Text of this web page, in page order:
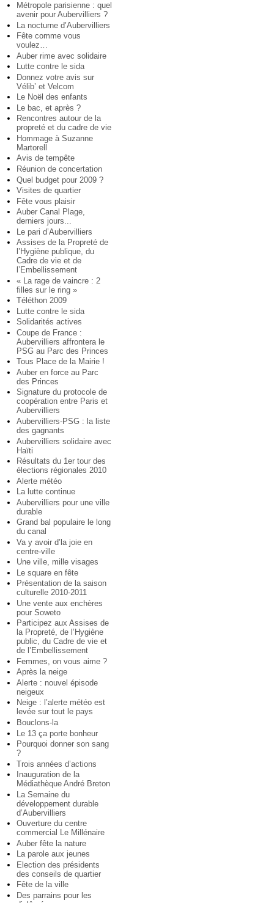
Métropole parisienne : quel
avenir pour Aubervilliers ?
La nocturne d’Aubervilliers
Fête comme vous
voulez…
Auber rime avec solidaire
Lutte contre le sida
Donnez votre avis sur
Vélib’ et Velcom
Le Noël des enfants
Le bac, et après ?
Rencontres autour de la
propreté et du cadre de vie
Hommage à Suzanne
Martorell
Avis de tempête
Réunion de concertation
Quel budget pour 2009 ?
Visites de quartier
Fête vous plaisir
Auber Canal Plage,
derniers jours...
Le pari d’Aubervilliers
Assises de la Propreté de
l’Hygiène publique, du
Cadre de vie et de
l’Embellissement
« La rage de vaincre : 2
filles sur le ring »
Téléthon 2009
Lutte contre le sida
Solidarités actives
Coupe de France :
Aubervilliers affrontera le
PSG au Parc des Princes
Tous Place de la Mairie !
Auber en force au Parc
des Princes
Signature du protocole de
coopération entre Paris et
Aubervilliers
Aubervilliers-PSG : la liste
des gagnants
Aubervilliers solidaire avec
Haïti
Résultats du 1er tour des
élections régionales 2010
Alerte météo
La lutte continue
Aubervilliers pour une ville
durable
Grand bal populaire le long
du canal
Va y avoir d’la joie en
centre-ville
Une ville, mille visages
Le square en fête
Présentation de la saison
culturelle 2010-2011
Une vente aux enchères
pour Soweto
Participez aux Assises de
la Propreté, de l’Hygiène
public, du Cadre de vie et
de l’Embellissement
Femmes, on vous aime ?
Après la neige
Alerte : nouvel épisode
neigeux
Neige : l’alerte météo est
levée sur tout le pays
Bouclons-la
Le 13 ça porte bonheur
Pourquoi donner son sang
?
Trois années d’actions
Inauguration de la
Médiathèque André Breton
La Semaine du
développement durable
d’Aubervilliers
Ouverture du centre
commercial Le Millénaire
Auber fête la nature
La parole aux jeunes
Election des présidents
des conseils de quartier
Fête de la ville
Des parrains pour les